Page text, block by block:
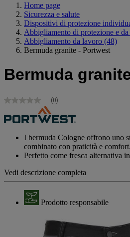
Home page
Sicurezza e salute
Dispositivi di protezione
Abbigliamento di protezione e
Abbigliamento da lavoro (48)
Bermuda granite - Portwest
Bermuda
Nessuna
valutazione
Stesso
pagina.
(0)
I bermuda Cologne offrono uno
combinato con praticità e comfort.
Perfetto come fresca alternativa
Vedi descrizione completa
Prodotto responsabile